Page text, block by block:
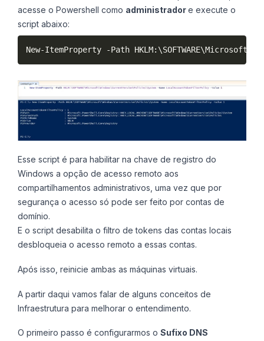
acesse o Powershell como administradore execute o
script abaixo:
New-ItemProperty -Path
Esse script é para habilitar na chave de registro do
Windows a opção de acesso remoto aos
compartilhamentos administrativos, uma vez que por
segurança o acesso só pode ser feito por contas de
domínio.
E o script desabilita o filtro de tokens das contas locais
desbloqueia o acesso remoto a essas contas.
Após isso, reinicie ambas as máquinas virtuais.
A partir daqui vamos falar de alguns conceitos de
Infraestrutura para melhorar o entendimento.
O primeiro passo é configurarmos o Sufixo DNS